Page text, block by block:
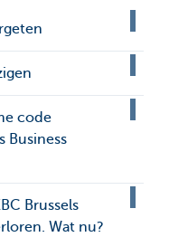
code
Business
Brussels
Wat nu?